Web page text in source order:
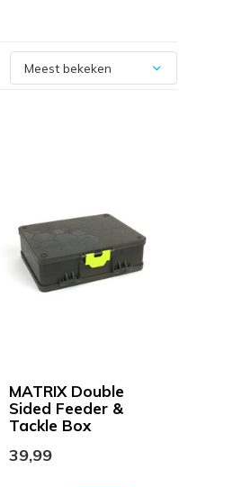
MATRIX Double
Sided Feeder &
Tackle Box
39,99